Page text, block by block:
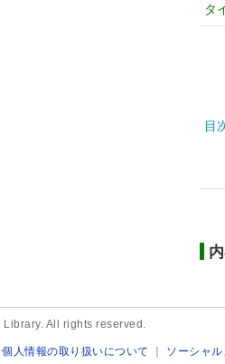
タ
目
All rights reserved.
個人情報の取り扱いについて ｜ ソーシャ